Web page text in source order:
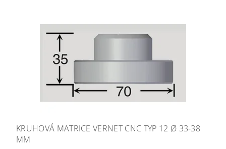
KRUHOVÁ MATRICE VERNET CNC TYP 12 Ø 33-38
MM